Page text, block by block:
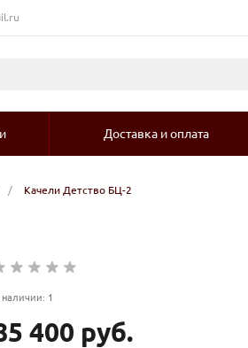
Доставка и оплата
/ Качели Детство БЦ-2
наличии: 1
400 руб.